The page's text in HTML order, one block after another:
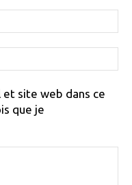
:
:
site web dans ce
que je